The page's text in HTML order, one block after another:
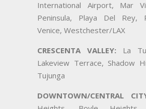
International Airport, Mar
Peninsula, Playa Del Rey,
Venice, Westchester/LAX
CRESCENTA VALLEY: La
Lakeview Terrace, Shadow
Tujunga
DOWNTOWN/CENTRAL